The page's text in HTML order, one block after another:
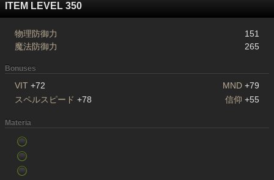
ITEM LEVEL 350
物理防御力
151
魔法防御力
265
Bonuses
VIT +72 MND +79
スペルスピード +78 信仰 +55
Materia